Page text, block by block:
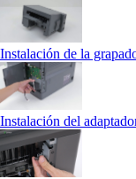
Instalación de la
Instalación del